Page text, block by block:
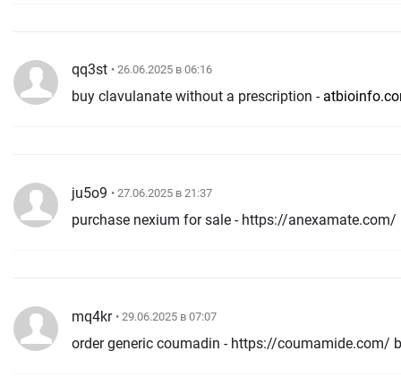
qq3st • 26.06.2025 в 06:16
buy clavulanate without a prescription -
ju5o9 • 27.06.2025 в 21:37
purchase nexium for sale - https://anexamate.com/
mq4kr • 29.06.2025 в 07:07
order generic coumadin - https://coumamide.com/